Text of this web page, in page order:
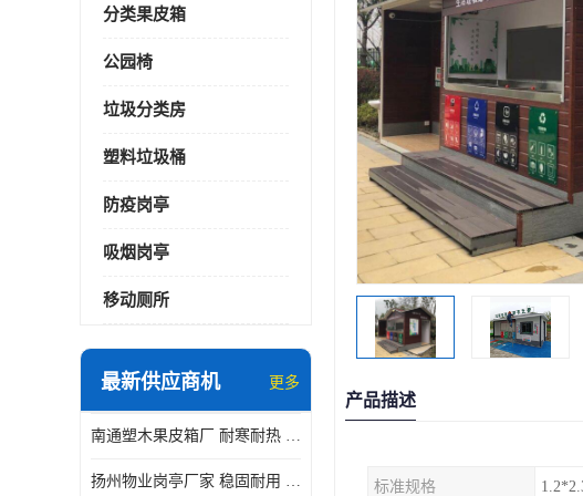
分类果皮箱
公园椅
垃圾分类房
塑料垃圾桶
防疫岗亭
吸烟岗亭
移动厕所
最新供应商机 更多
南通塑木果皮箱厂 耐寒耐热 设计美观简洁
扬州物业岗亭厂家 稳固耐用 适用多场合
产品描述
标准规格